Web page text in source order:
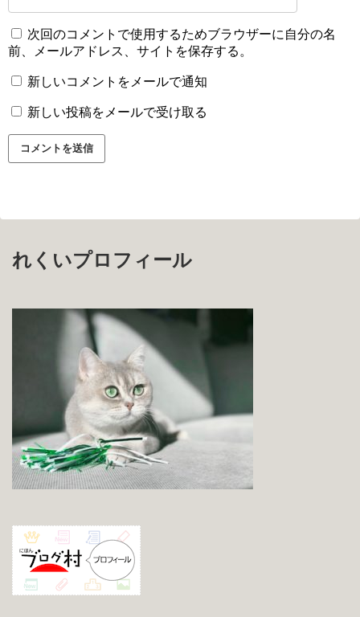
次回のコメントで使用するためブラウザーに自分の名
前、メールアドレス、サイトを保存する。
新しいコメントをメールで通知
新しい投稿をメールで受け取る
れくいプロフィール